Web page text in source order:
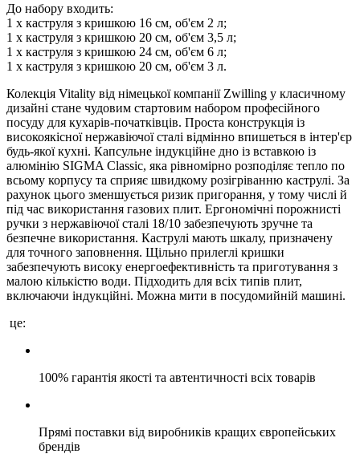
До набору входить:
1 х каструля з кришкою 16 см, об'єм 2 л;
1 х каструля з кришкою 20 см, об'єм 3,5 л;
1 х каструля з кришкою 24 см, об'єм 6 л;
1 х каструля з кришкою 20 см, об'єм 3 л.
Колекція Vitality від німецької компанії Zwilling у класичному
дизайні стане чудовим стартовим набором професійного
посуду для кухарів-початківців. Проста конструкція із
високоякісної нержавіючої сталі відмінно впишеться в інтер'єр
будь-якої кухні. Капсульне індукційне дно із вставкою із
алюмінію SIGMA Classic, яка рівномірно розподіляє тепло по
всьому корпусу та сприяє швидкому розігріванню каструлі. За
рахунок цього зменшується ризик пригорання, у тому числі й
під час використання газових плит. Ергономічні порожнисті
ручки з нержавіючої сталі 18/10 забезпечують зручне та
безпечне використання. Каструлі мають шкалу, призначену
для точного заповнення. Щільно прилеглі кришки
забезпечують високу енергоефективність та приготування з
малою кількістю води. Підходить для всіх типів плит,
включаючи індукційні. Можна мити в посудомийній машині.
це:
100% гарантія якості та автентичності всіх товарів
Прямі поставки від виробників кращих європейських
брендів